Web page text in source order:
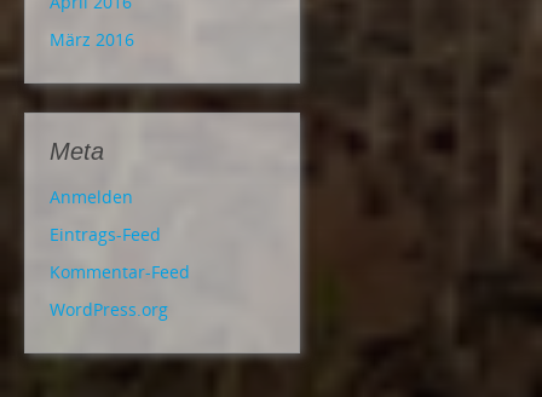
März 2016
Meta
Anmelden
Eintrags-Feed
Kommentar-Feed
WordPress.org